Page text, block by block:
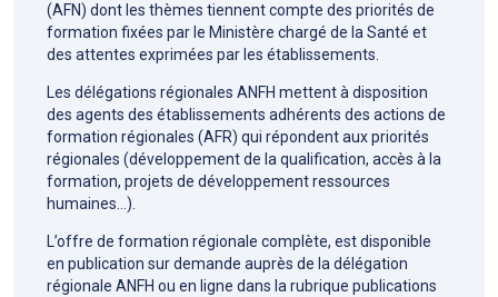
(AFN) dont les thèmes tiennent compte des priorités de
formation fixées par le Ministère chargé de la Santé et
des attentes exprimées par les établissements.
Les délégations régionales ANFH mettent à disposition
des agents des établissements adhérents des actions de
formation régionales (AFR) qui répondent aux priorités
régionales (développement de la qualification, accès à la
formation, projets de développement ressources
humaines…).
L’offre de formation régionale complète, est disponible
en publication sur demande auprès de la délégation
régionale ANFH ou en ligne dans la rubrique publications